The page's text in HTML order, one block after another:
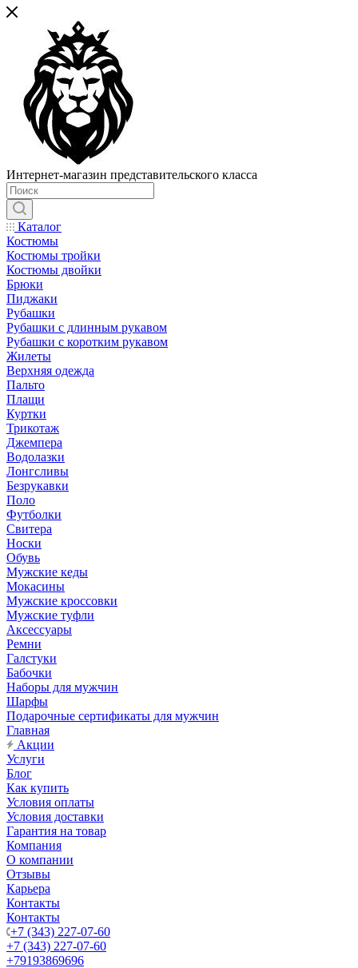
Интернет-магазин представительского класса
Каталог
Костюмы
Костюмы тройки
Костюмы двойки
Брюки
Пиджаки
Рубашки
Рубашки с длинным рукавом
Рубашки с коротким рукавом
Жилеты
Верхняя одежда
Пальто
Плащи
Куртки
Трикотаж
Джемпера
Водолазки
Лонгсливы
Безрукавки
Поло
Футболки
Свитера
Носки
Обувь
Мужские кеды
Мокасины
Мужские кроссовки
Мужские туфли
Аксессуары
Ремни
Галстуки
Бабочки
Наборы для мужчин
Шарфы
Подарочные сертификаты для мужчин
Главная
Акции
Услуги
Блог
Как купить
Условия оплаты
Условия доставки
Гарантия на товар
Компания
О компании
Отзывы
Карьера
Контакты
Контакты
+7 (343) 227-07-60
+7 (343) 227-07-60
+79193869696